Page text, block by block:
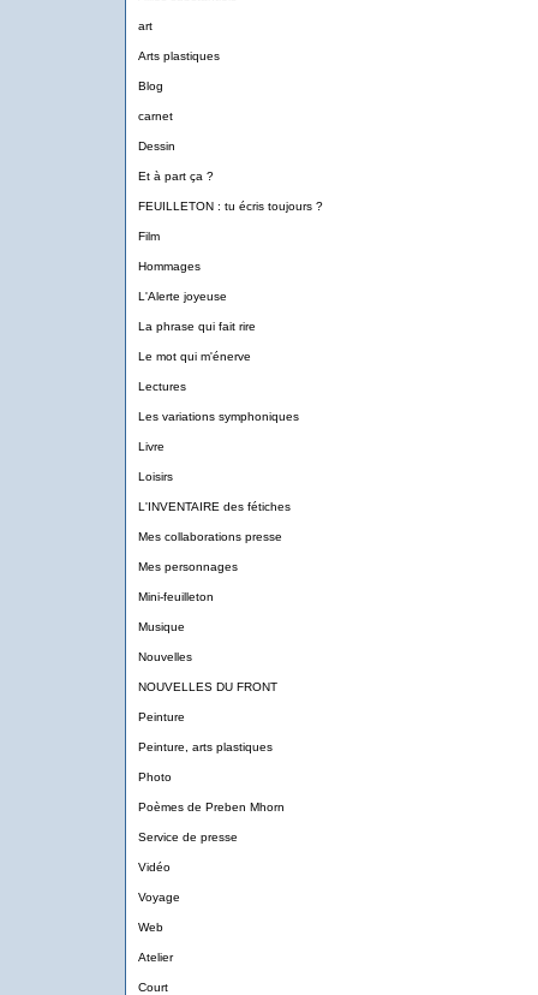
art
Arts plastiques
Blog
carnet
Dessin
Et à part ça ?
FEUILLETON : tu écris toujours ?
Film
Hommages
L'Alerte joyeuse
La phrase qui fait rire
Le mot qui m'énerve
Lectures
Les variations symphoniques
Livre
Loisirs
L'INVENTAIRE des fétiches
Mes collaborations presse
Mes personnages
Mini-feuilleton
Musique
Nouvelles
NOUVELLES DU FRONT
Peinture
Peinture, arts plastiques
Photo
Poèmes de Preben Mhorn
Service de presse
Vidéo
Voyage
Web
Atelier
Court